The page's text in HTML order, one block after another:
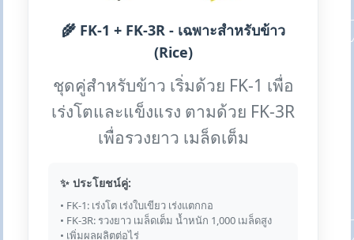
🌾 FK-1 + FK-3R - เฉพาะสำหรับข้าว
(Rice)
ชุดคู่สำหรับข้าว เริ่มด้วย FK-1 เพื่อ
เร่งโตและแข็งแรง ตามด้วย FK-3R
เพื่อรวงยาว เมล็ดเต็ม
✨ ประโยชน์คู่:
• FK-1: เร่งโต เร่งใบเขียว เร่งแตกกอ
• FK-3R: รวงยาว เมล็ดเต็ม น้ำหนัก 1,000 เมล็ดสูง
• เพิ่มผลผลิตต่อไร่